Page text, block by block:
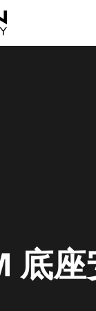
底